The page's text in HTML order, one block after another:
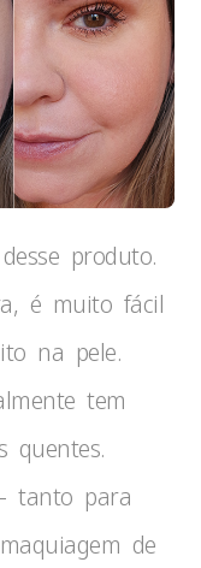
produto.
é muito fácil
na pele.
tem
quentes.
tanto para
de